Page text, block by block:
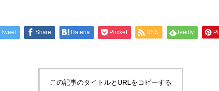
Tweet Share Hatena Pocket RSS feedly
この記事のタイトルとURLをコピーする